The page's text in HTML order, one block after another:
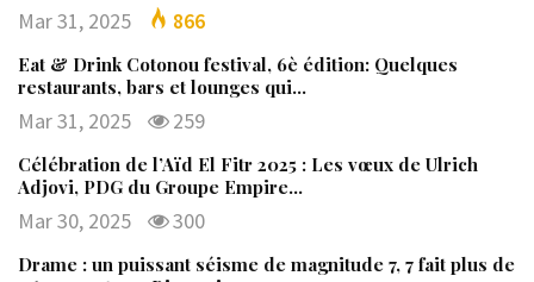
Mar 31, 2025 866
Eat & Drink Cotonou festival, 6è édition: Quelques
restaurants, bars et lounges qui…
Mar 31, 2025 259
Célébration de l’Aïd El Fitr 2025 : Les vœux de Ulrich
Adjovi, PDG du Groupe Empire…
Mar 30, 2025 300
Drame : un puissant séisme de magnitude 7, 7 fait plus de